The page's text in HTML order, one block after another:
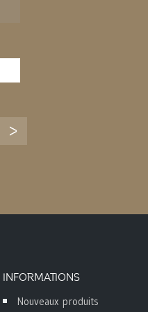
INFORMATIONS
Nouveaux produits